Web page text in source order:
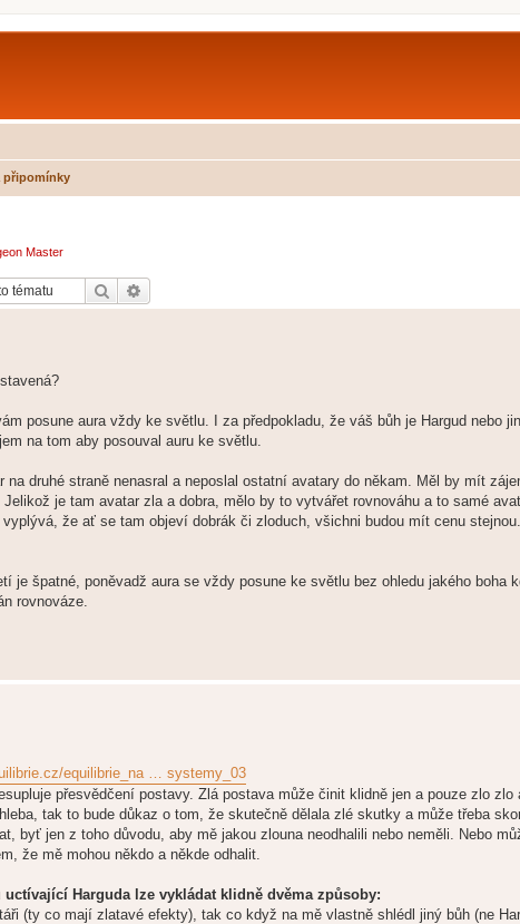
připomínky
Master
Hledat
posune aura vždy ke světlu. I za předpokladu, že váš bůh je Hargud nebo
na tom aby posouval auru ke světlu.
druhé straně nenasral a neposlal ostatní avatary do někam. Měl by mít
je tam avatar zla a dobra, mělo by to vytvářet rovnováhu a to samé
že ať se tam objeví dobrák či zloduch, všichni budou mít cenu
je špatné, poněvadž aura se vždy posune ke světlu bez ohledu jakého boha
rovnováze.
equilibrie_na … systemy_03
přesvědčení postavy. Zlá postava může činit klidně jen a pouze zlo zlo
tak to bude důkaz o tom, že skutečně dělala zlé skutky a může třeba
byť jen z toho důvodu, aby mě jakou zlouna neodhalili nebo neměli. Nebo
že mě mohou někdo a někde odhalit.
Harguda lze vykládat klidně dvěma způsoby:
(ty co mají zlatavé efekty), tak co když na mě vlastně shlédl jiný bůh (ne